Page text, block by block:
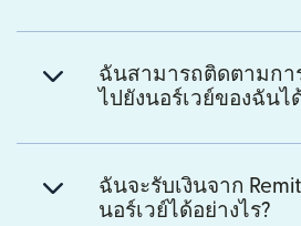
ฉันสามารถติดตามกา
ไปยังนอร์เวย์ของฉันไ
ฉันจะรับเงินจาก
นอร์เวย์ได้อย่างไร?